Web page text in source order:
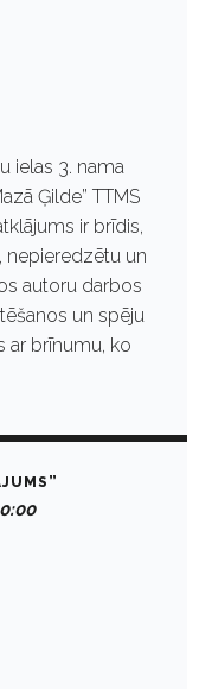
ielas 3. nama
Ģilde” TTMS
ir brīdis,
nepieredzētu un
autoru darbos
un spēju
ar brīnumu, ko